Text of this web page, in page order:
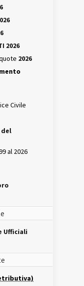
2026
2026
Civile
del
al 2026
Ufficiali